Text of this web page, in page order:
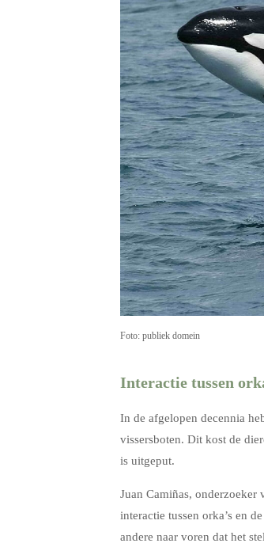
Foto: publiek domein
Interactie tussen
In de afgelopen decennia
vissersboten. Dit kost de
is uitgeput.
Juan Camiñas, onderzoeker
interactie tussen orka’s en
andere naar voren dat het